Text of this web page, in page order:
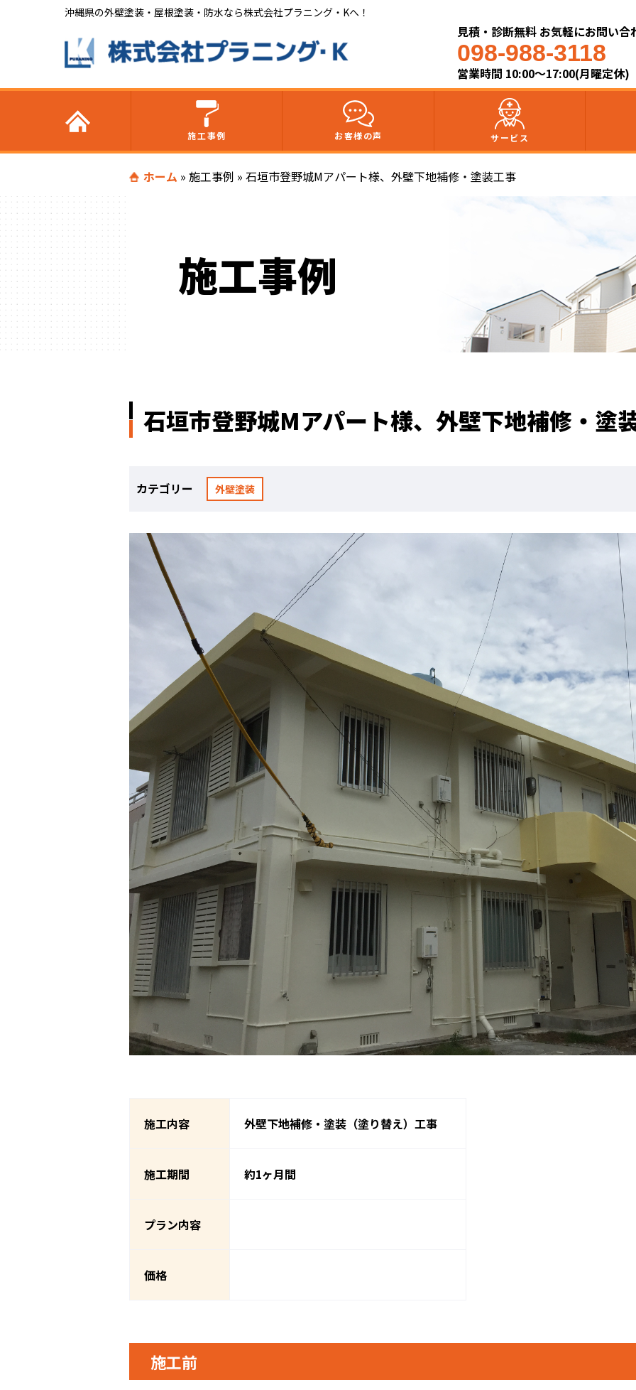
沖縄県の外壁塗装・屋根塗装・防水なら株式会社プラニング・Kへ！
見積・診断無料 お気軽にお問い合
098-988-3118
営業時間 10:00～17:00(月曜定休)
施工事例 お客様の声 サービス
ホーム » 施工事例 » 石垣市登野城Mアパート様、外壁下地補修・塗装工事
施工事例
石垣市登野城Mアパート様、外壁下地補修・塗
カテゴリー 外壁塗装
施工内容 外壁下地補修・塗装（塗り替え）工事
施工期間 約1ヶ月間
プラン内容
価格
施工前